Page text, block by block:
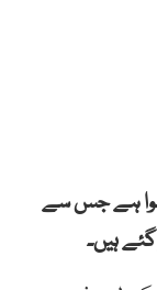
ہوا ہے جس سے
ہیں۔